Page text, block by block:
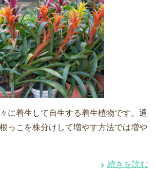
に着生して自生する着生植物です。通
っこを株分けして増やす方法では増や
続きを読む